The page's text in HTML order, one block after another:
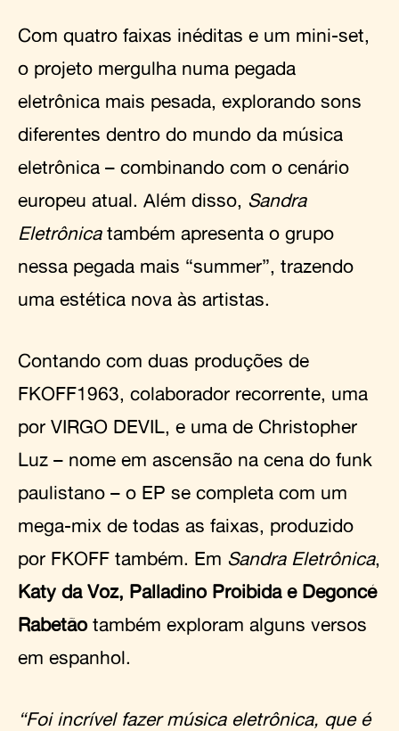
Com quatro faixas inéditas e um mini-set,
o projeto mergulha numa pegada
eletrônica mais pesada, explorando sons
diferentes dentro do mundo da música
eletrônica – combinando com o cenário
europeu atual. Além disso, Sandra
Eletrônicatambém apresenta o grupo
nessa pegada mais “summer”, trazendo
uma estética nova às artistas.
Contando com duas produções de
FKOFF1963, colaborador recorrente, uma
por VIRGO DEVIL, e uma de Christopher
Luz – nome em ascensão na cena do funk
paulistano – o EP se completa com um
mega-mix de todas as faixas, produzido
por FKOFF também. Em Sandra Eletrônica,
Katy da Voz, Palladino Proibida e Degoncé
Rabetão também exploram alguns versos
em espanhol.
“Foi incrível fazer música eletrônica, que é